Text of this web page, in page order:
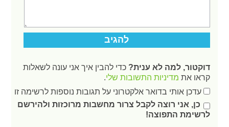
דוקטור, למה לא ענית? כדי להבין איך אני עונה לשאלות
קראו את מדיניות התשובות שלי.
עדכן אותי בדואר אלקטרוני על תגובות נוספות לרשימה זו
כן, אני רוצה לקבל צרור מחשבות מרוכזות ולהירשם
לרשימת התפוצה!